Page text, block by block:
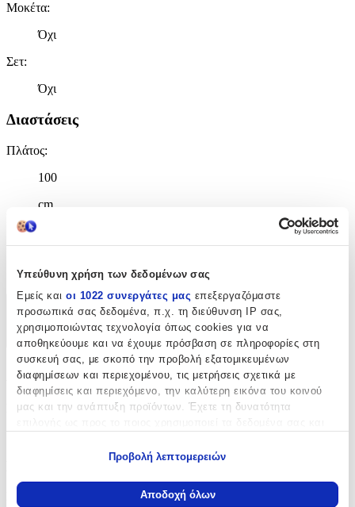
Υπεύθυνη χρήση των δεδομένων σας
Εμείς και οι 1022 συνεργάτες μας επεξεργαζόμαστε
προσωπικά σας δεδομένα, π.χ. τη διεύθυνση IP σας,
χρησιμοποιώντας τεχνολογία όπως cookies για να
αποθηκεύουμε και να έχουμε πρόσβαση σε πληροφορίες στη
συσκευή σας, με σκοπό την προβολή εξατομικευμένων
διαφημίσεων και περιεχομένου, τις μετρήσεις σχετικά με
διαφημίσεις και περιεχόμενο, την καλύτερη εικόνα του κοινού
μας και την ανάπτυξη προϊόντων. Έχετε τη δυνατότητα
Να συλλέξουμε πληροφορίες σχετικά με τη γεωγραφική
σας τοποθεσία, οι οποίες μπορεί να είναι ακριβείς σε
Προβολή λεπτομερειών
Αποδοχή όλων
Μοκέτα:
Όχι
Σετ:
Όχι
Διαστάσεις
Πλάτος:
100
cm
Μήκος
90
cm
Χαρακτηριστικά
+
Χαρακτηριστικά
Κατασκευαστής:
Oyoy
Βασικά Χαρακτηριστικά